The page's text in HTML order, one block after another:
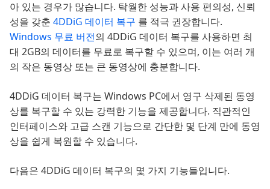
아 있는 경우가 많습니다. 탁월한 성능과 사용 편의성, 신뢰
성을 갖춘 4DDiG 데이터 복구 를 적극 권장합니다.
Windows 무료 버전의 4DDiG 데이터 복구를 사용하면 최
대 2GB의 데이터를 무료로 복구할 수 있으며, 이는 여러 개
의 작은 동영상 또는 큰 동영상에 충분합니다.
4DDiG 데이터 복구는 Windows PC에서 영구 삭제된 동영
상를 복구할 수 있는 강력한 기능을 제공합니다. 직관적인
인터페이스와 고급 스캔 기능으로 간단한 몇 단계 만에 동영
상을 쉽게 복원할 수 있습니다.
다음은 4DDiG 데이터 복구의 몇 가지 기능들입니다.